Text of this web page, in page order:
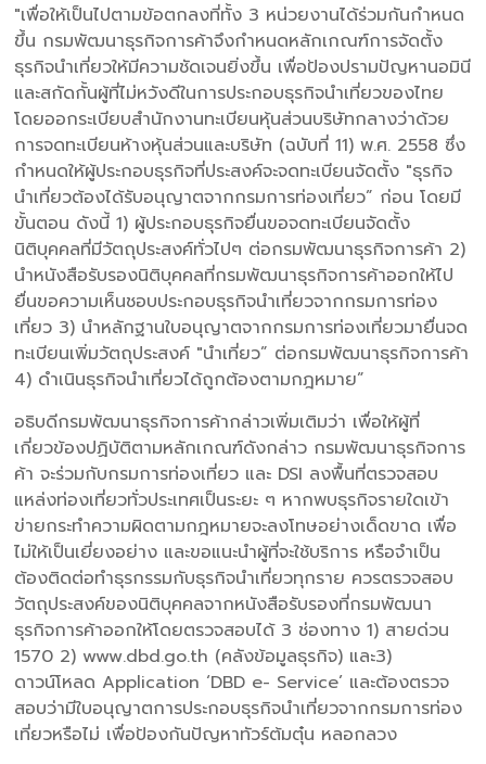
"เพื่อให้เป็นไปตามข้อตกลงที่ทั้ง 3 หน่วยงานได้ร่วมกันกำหนด
ขึ้น กรมพัฒนาธุรกิจการค้าจึงกำหนดหลักเกณฑ์การจัดตั้ง
ธุรกิจนำเที่ยวให้มีความชัดเจนยิ่งขึ้น เพื่อป้องปรามปัญหานอมินี
และสกัดกั้นผู้ที่ไม่หวังดีในการประกอบธุรกิจนำเที่ยวของไทย
โดยออกระเบียบสำนักงานทะเบียนหุ้นส่วนบริษัทกลางว่าด้วย
การจดทะเบียนห้างหุ้นส่วนและบริษัท (ฉบับที่ 11) พ.ศ. 2558 ซึ่ง
กำหนดให้ผู้ประกอบธุรกิจที่ประสงค์จะจดทะเบียนจัดตั้ง "ธุรกิจ
นำเที่ยวต้องได้รับอนุญาตจากกรมการท่องเที่ยว” ก่อน โดยมี
ขั้นตอน ดังนี้ 1) ผู้ประกอบธุรกิจยื่นขอจดทะเบียนจัดตั้ง
นิติบุคคลที่มีวัตถุประสงค์ทั่วไปๆ ต่อกรมพัฒนาธุรกิจการค้า 2)
นำหนังสือรับรองนิติบุคคลที่กรมพัฒนาธุรกิจการค้าออกให้ไป
ยื่นขอความเห็นชอบประกอบธุรกิจนำเที่ยวจากกรมการท่อง
เที่ยว 3) นำหลักฐานใบอนุญาตจากกรมการท่องเที่ยวมายื่นจด
ทะเบียนเพิ่มวัตถุประสงค์ "นำเที่ยว” ต่อกรมพัฒนาธุรกิจการค้า
4) ดำเนินธุรกิจนำเที่ยวได้ถูกต้องตามกฎหมาย”
อธิบดีกรมพัฒนาธุรกิจการค้ากล่าวเพิ่มเติมว่า เพื่อให้ผู้ที่
เกี่ยวข้องปฏิบัติตามหลักเกณฑ์ดังกล่าว กรมพัฒนาธุรกิจการ
ค้า จะร่วมกับกรมการท่องเที่ยว และ DSI ลงพื้นที่ตรวจสอบ
แหล่งท่องเที่ยวทั่วประเทศเป็นระยะ ๆ หากพบธุรกิจรายใดเข้า
ข่ายกระทำความผิดตามกฎหมายจะลงโทษอย่างเด็ดขาด เพื่อ
ไม่ให้เป็นเยี่ยงอย่าง และขอแนะนำผู้ที่จะใช้บริการ หรือจำเป็น
ต้องติดต่อทำธุรกรรมกับธุรกิจนำเที่ยวทุกราย ควรตรวจสอบ
วัตถุประสงค์ของนิติบุคคลจากหนังสือรับรองที่กรมพัฒนา
ธุรกิจการค้าออกให้โดยตรวจสอบได้ 3 ช่องทาง 1) สายด่วน
1570 2) www.dbd.go.th (คลังข้อมูลธุรกิจ) และ3)
ดาวน์โหลด Application ‘DBD e- Service’ และต้องตรวจ
สอบว่ามีใบอนุญาตการประกอบธุรกิจนำเที่ยวจากกรมการท่อง
เที่ยวหรือไม่ เพื่อป้องกันปัญหาทัวร์ต้มตุ๋น หลอกลวง